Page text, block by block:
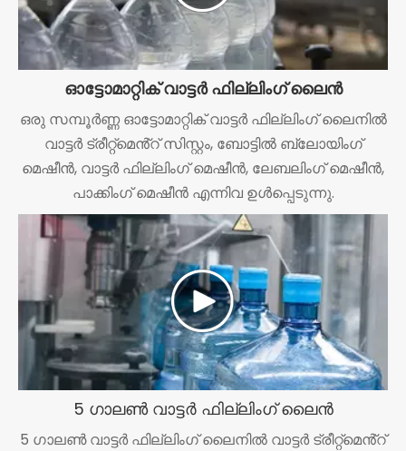
ഓട്ടോമാറ്റിക് വാട്ടർ ഫില്ലിംഗ് ലൈൻ
ഒരു സമ്പൂർണ്ണ ഓട്ടോമാറ്റിക് വാട്ടർ ഫില്ലിംഗ് ലൈനിൽ
വാട്ടർ ട്രീറ്റ്മെൻ്റ് സിസ്റ്റം, ബോട്ടിൽ ബ്ലോയിംഗ്
മെഷീൻ, വാട്ടർ ഫില്ലിംഗ് മെഷീൻ, ലേബലിംഗ് മെഷീൻ,
പാക്കിംഗ് മെഷീൻ എന്നിവ ഉൾപ്പെടുന്നു.
5 ഗാലൺ വാട്ടർ ഫില്ലിംഗ് ലൈൻ
5 ഗാലൺ വാട്ടർ ഫില്ലിംഗ് ലൈനിൽ വാട്ടർ ട്രീറ്റ്മെൻ്റ്